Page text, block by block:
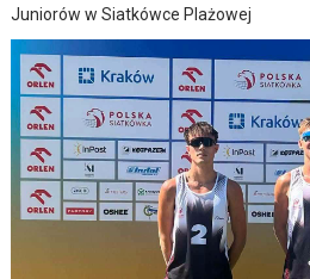
Juniorów w Siatkówce Plażowej